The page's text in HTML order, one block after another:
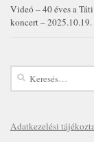
Videó – 40 éves a
koncert – 2025.10.19.
Keresés:
Adatkezelési